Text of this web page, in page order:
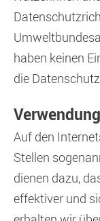
haben keinen
die
Auf den
Stellen
dienen dazu,
effektiver und